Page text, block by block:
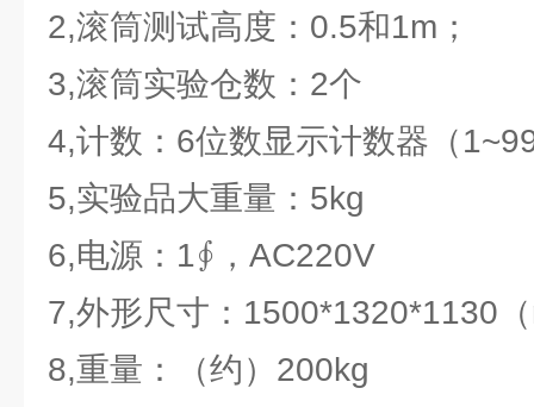
2,滚筒测试高度：0.5和1m；
3,滚筒实验仓数：2个
4,计数：6位数显示计数器（
5,实验品大重量：5kg
6,电源：1∮，AC220V
7,外形尺寸：1500*1320*1130
8,重量：（约）200kg